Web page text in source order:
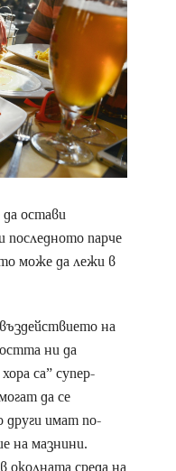
остави
последното парче
може да лежи в
на
ни да
са” супер-
да се
други имат по-
на мазнини.
околната среда на